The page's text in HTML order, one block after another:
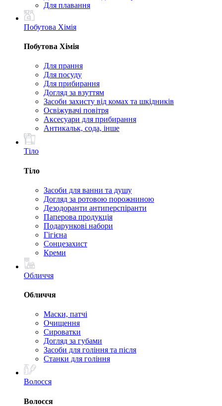
Для плавання
Побутова Хімія
Побутова Хімія
Для прання
Для посуду
Для прибирання
Догляд за взуттям
Засоби захисту від комах та шкідників
Освіжувачі повітря
Аксесуари для прибирання
Антикальк, сода, інше
Тіло
Тіло
Засоби для ванни та душу
Догляд за ротовою порожниною
Дезодоранти антиперспіранти
Паперова продукція
Подарункові набори
Гігієна
Сонцезахист
Креми
Обличчя
Обличчя
Маски, патчі
Очищення
Сироватки
Догляд за губами
Засоби для гоління та після
Станки для гоління
Волосся
Волосся